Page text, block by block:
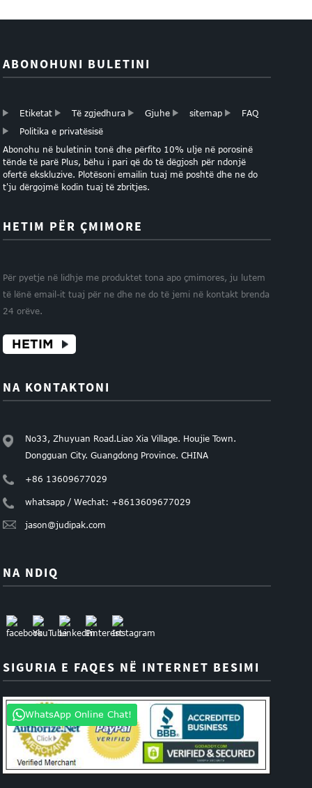
ABONOHUNI BULETINI
Etiketat Të zgjedhura Gjuhe sitemap
FAQ
Politika e privatësisë
Abonohu ​​në buletinin tonë dhe përfito 10% ulje në porosinë
tënde të parë Plus, bëhu i pari që do të dëgjosh për ndonjë
ofertë ekskluzive. Plotësoni emailin tuaj më poshtë dhe ne do
t'ju dërgojmë kodin tuaj të zbritjes.
HETIM PËR ÇMIMORE
Për pyetje në lidhje me produktet tona apo çmimores, ju lutem
të lënë email-it tuaj për ne dhe ne do të jemi në kontakt brenda
24 orëve.
HETIM
NA KONTAKTONI
No33, Zhuyuan Road.Liao Xia Village. Houjie Town.
Dongguan City. Guangdong Province. CHINA
+86 13609677029
whatsapp / Wechat: +8613609677029
jason@judipak.com
NA NDIQ
SIGURIA E FAQES NË INTERNET BESIMI
WhatsApp Online Chat!